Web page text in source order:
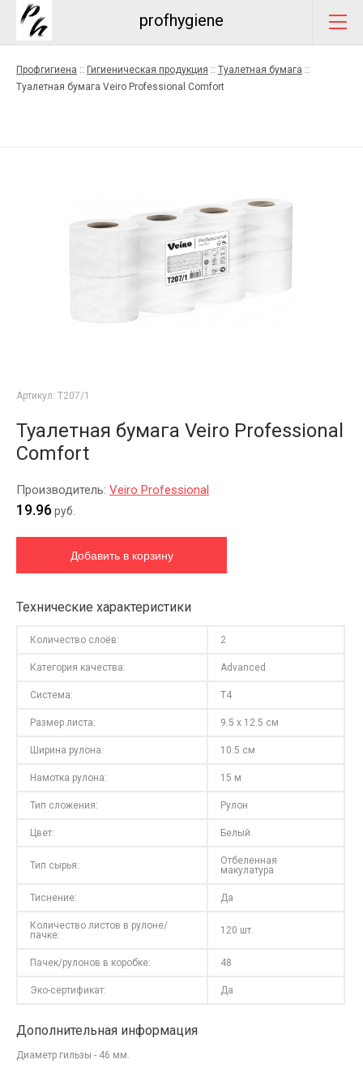
profhygiene
Профгигиена :: Гигиеническая продукция :: Туалетная бумага ::
Туалетная бумага Veiro Professional Comfort
Артикул: T207/1
Туалетная бумага Veiro Professional
Comfort
Производитель: Veiro Professional
19.96руб.
Технические характеристики
Количество слоёв: 2
Категория качества: Advanced
Система: T4
Размер листа: 9.5 x 12.5 см
Ширина рулона: 10.5 см
Намотка рулона: 15 м
Тип сложения: Рулон
Цвет: Белый
Тип сырья:
Отбеленная
макулатура
Тиснение: Да
Количество листов в рулоне/
пачке:
120 шт.
Пачек/рулонов в коробке: 48
Эко-сертификат: Да
Дополнительная информация
Диаметр гильзы - 46 мм.